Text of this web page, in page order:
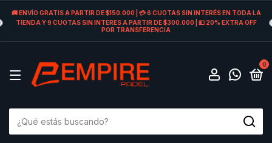
🚚 ENVÍO GRATIS A PARTIR DE $150.000 | 💳 6 CUOTAS SIN INTERÉS EN TODA LA
TIENDA Y 9 CUOTAS SIN INTERES A PARTIR DE $300.000 | 💵 20% EXTRA OFF
POR TRANSFERENCIA
0